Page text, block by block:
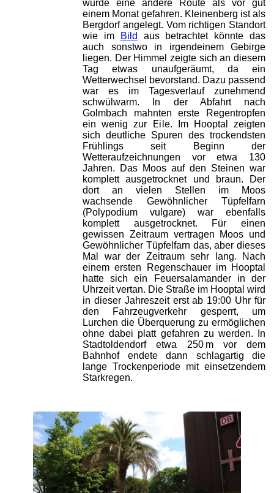
wurde eine andere Route als vor gut
einem Monat gefahren. Kleinenberg ist als
Bergdorf angelegt. Vom richtigen Standort
wie im
Bild aus betrachtet könnte das
auch sonstwo in irgendeinem Gebirge
liegen. Der Himmel zeigte sich an diesem
Tag etwas unaufgeräumt, da ein
Wetterwechsel bevorstand. Dazu passend
war es im Tagesverlauf zunehmend
schwülwarm. In der Abfahrt nach
Golmbach mahnten erste Regentropfen
ein wenig zur Eile. Im Hooptal zeigten
sich deutliche Spuren des trockendsten
Frühlings seit Beginn der
Wetteraufzeichnungen vor etwa 130
Jahren. Das Moos auf den Steinen war
komplett ausgetrocknet und braun. Der
dort an vielen Stellen im Moos
wachsende Gewöhnlicher Tüpfelfarn
(Polypodium vulgare) war ebenfalls
komplett ausgetrocknet. Für einen
gewissen Zeitraum vertragen Moos und
Gewöhnlicher Tüpfelfarn das, aber dieses
Mal war der Zeitraum sehr lang. Nach
einem ersten Regenschauer im Hooptal
hatte sich ein Feuersalamander in der
Uhrzeit vertan. Die Straße im Hooptal wird
in dieser Jahreszeit erst ab 19:00 Uhr für
den Fahrzeugverkehr gesperrt, um
Lurchen die Überquerung zu ermöglichen
ohne dabei platt gefahren zu werden. In
Stadtoldendorf etwa 250 m vor dem
Bahnhof endete dann schlagartig die
lange Trockenperiode mit einsetzendem
Starkregen.